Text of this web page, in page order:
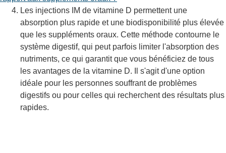
Les injections IM de vitamine D permettent une
absorption plus rapide et une biodisponibilité plus élevée
que les suppléments oraux. Cette méthode contourne le
système digestif, qui peut parfois limiter l'absorption des
nutriments, ce qui garantit que vous bénéficiez de tous
les avantages de la vitamine D. Il s'agit d'une option
idéale pour les personnes souffrant de problèmes
digestifs ou pour celles qui recherchent des résultats plus
rapides.